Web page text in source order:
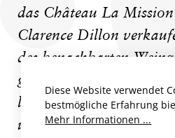
das Château La
Clarence Dillon
des benachbarten
galt. Unter der Leitung
ließ Dillon das
umfassend restaurieren,
Diese Website verwendet
bestmögliche Erfahrung
Mehr Informationen ...